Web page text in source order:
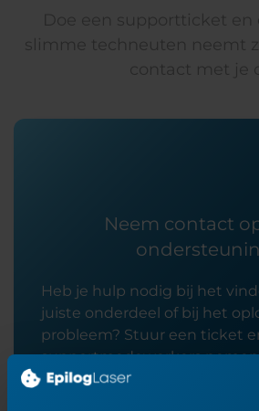
Neem contact
Heb je hulp nodig bij het
juiste onderdeel of bij het
probleem? Stuur een ticket
supportmedewerkers nemen
mogelijk contact met je op.